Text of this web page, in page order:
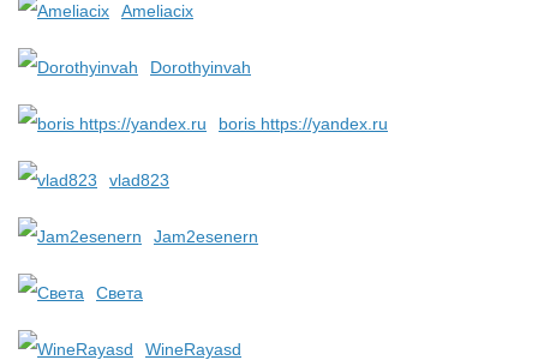
Ameliacix
Dorothyinvah
boris https://yandex.ru
vlad823
Jam2esenern
Света
WineRayasd